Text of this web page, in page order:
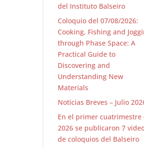
del Instituto Balseiro
Coloquio del 07/08/2026:
Cooking, Fishing and
through Phase Space: A
Practical Guide to
Discovering and
Understanding New
Materials
Noticias Breves – Julio
En el primer cuatrimestre
2026 se publicaron 7
de coloquios del Balseiro